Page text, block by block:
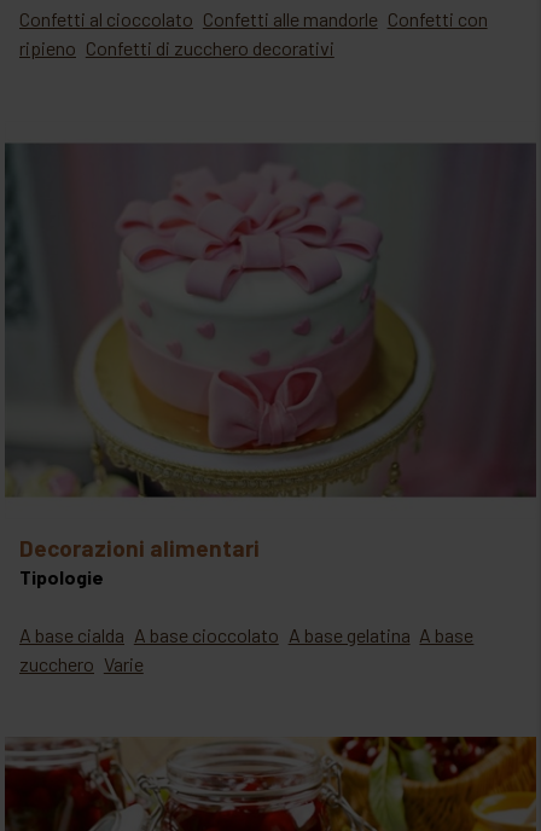
Confetti al cioccolato Confetti alle mandorle Confetti con
ripieno Confetti di zucchero decorativi
decorazioni alimentari
Tipologie
A base cialda A base cioccolato A base gelatina A base
zucchero Varie